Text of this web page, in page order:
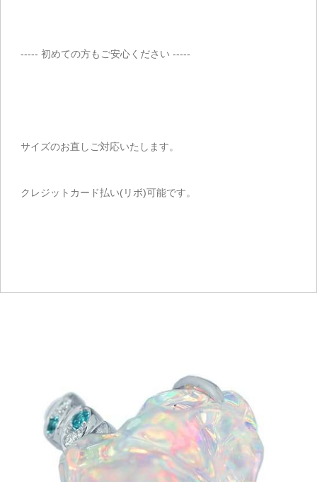
----- 初めての方もご安心ください -----
サイズのお直しご対応いたします。
クレジットカード払い(リボ)可能です。